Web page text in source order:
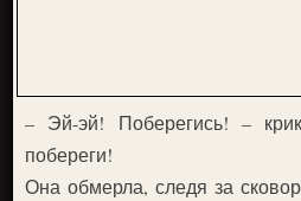
– Эй-эй! Поберегись! –
побереги!
Она обмерла, следя за